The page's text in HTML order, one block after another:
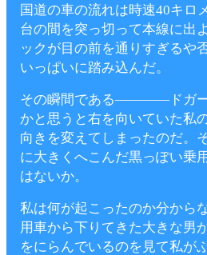
国道の車の流れは時速40キロ
台の間を突っ切って本線に出
ックが目の前を通りすぎるや
いっぱいに踏み込んだ。
その瞬間である――――ドガー
かと思うと右を向いていた私
向きを変えてしまったのだ。
に大きくへこんだ黒っぽい乗
はないか。
私は何が起こったのか分から
用車から下りてきた大きな男
をにらんでいるのを見て私が